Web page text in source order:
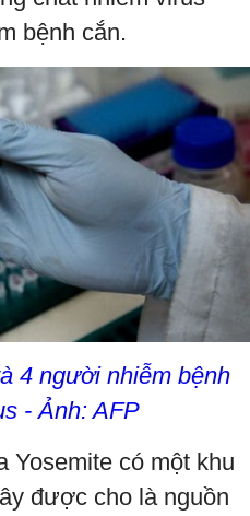
bệnh cắn.
4 người nhiễm bệnh
- Ảnh: AFP
Yosemite có một khu
được cho là nguồn